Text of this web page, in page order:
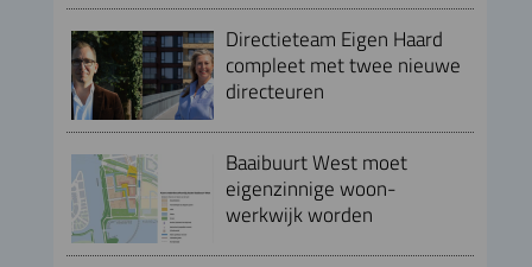
Directieteam Eigen Haard
compleet met twee nieuwe
directeuren
Baaibuurt West moet
eigenzinnige woon-
werkwijk worden